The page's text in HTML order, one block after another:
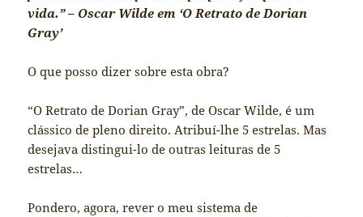
vida.” – Oscar Wilde em ‘O Retrato de Dorian
Gray’
O que posso dizer sobre esta obra?
“O Retrato de Dorian Gray”, de Oscar Wilde, é um
clássico de pleno direito. Atribuí-lhe 5 estrelas. Mas
desejava distingui-lo de outras leituras de 5
estrelas…
Pondero, agora, rever o meu sistema de